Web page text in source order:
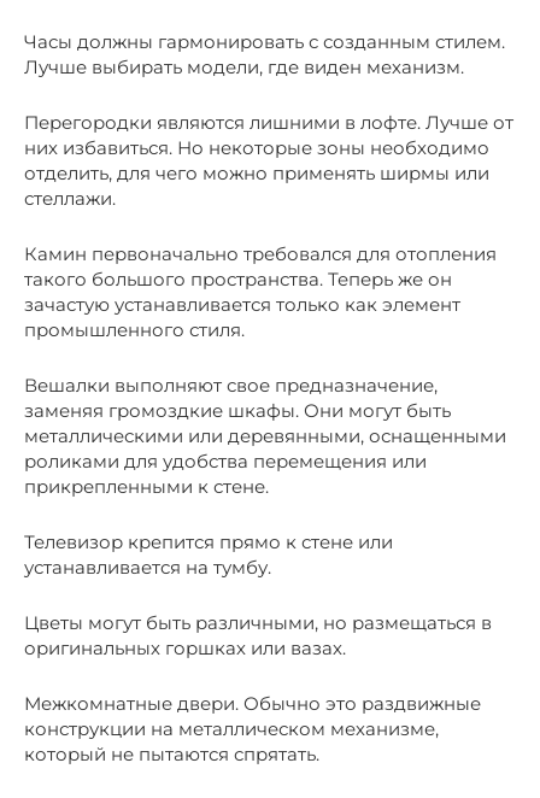
Часы должны гармонировать с созданным стилем.
Лучше выбирать модели, где виден механизм.
Перегородки являются лишними в лофте. Лучше от
них избавиться. Но некоторые зоны необходимо
отделить, для чего можно применять ширмы или
стеллажи.
Камин первоначально требовался для отопления
такого большого пространства. Теперь же он
зачастую устанавливается только как элемент
промышленного стиля.
Вешалки выполняют свое предназначение,
заменяя громоздкие шкафы. Они могут быть
металлическими или деревянными, оснащенными
роликами для удобства перемещения или
прикрепленными к стене.
Телевизор крепится прямо к стене или
устанавливается на тумбу.
Цветы могут быть различными, но размещаться в
оригинальных горшках или вазах.
Межкомнатные двери. Обычно это раздвижные
конструкции на металлическом механизме,
который не пытаются спрятать.